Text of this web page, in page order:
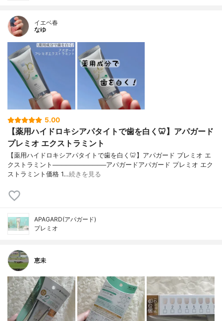
イエベ春
なゆ
5.00
【薬用ハイドロキシアパタイトで歯を白く🦷】アパガード
プレミオ エクストラミント
【薬用ハイドロキシアパタイトで歯を白く🦷】アパガード プレミオ エ
クストラミント────────────アパガードアパガード プレミオ エク
ストラミント価格 1…続きを見る
APAGARD(アパガード)
プレミオ
恵未